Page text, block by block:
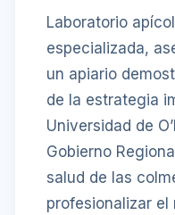
Laboratorio
especializada,
un apiario
de la estrategia
Universidad de
Gobierno
salud de las
profesionalizar el